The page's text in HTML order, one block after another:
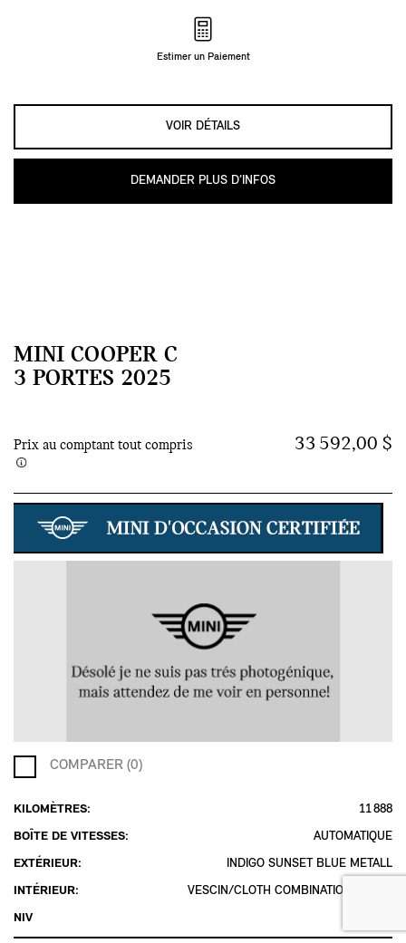
Estimer un Paiement
VOIR DÉTAILS
DEMANDER PLUS D’INFOS
MINI COOPER C
3 PORTES 2025
Prix au comptant tout compris 33 592,00 $
COMPARER (0)
KILOMÈTRES:
BOÎTE DE VITESSES:
EXTÉRIEUR:
INTÉRIEUR:
NIV
11 888
AUTOMATIQUE
INDIGO SUNSET BLUE METALL
VESCIN/CLOTH COMBINATION BLACK